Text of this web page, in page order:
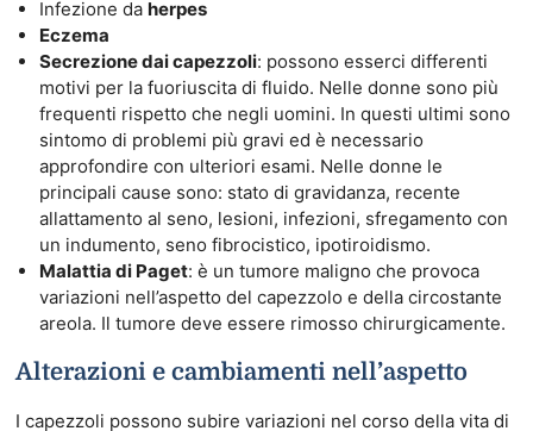
Infezione da herpes
Eczema
Secrezione dai capezzoli: possono esserci differenti
motivi per la fuoriuscita di fluido. Nelle donne sono più
frequenti rispetto che negli uomini. In questi ultimi sono
sintomo di problemi più gravi ed è necessario
approfondire con ulteriori esami. Nelle donne le
principali cause sono: stato di gravidanza, recente
allattamento al seno, lesioni, infezioni, sfregamento con
un indumento, seno fibrocistico, ipotiroidismo.
Malattia di Paget: è un tumore maligno che provoca
variazioni nell’aspetto del capezzolo e della circostante
areola. Il tumore deve essere rimosso chirurgicamente.
Alterazioni e cambiamenti nell’aspetto
I capezzoli possono subire variazioni nel corso della vita di